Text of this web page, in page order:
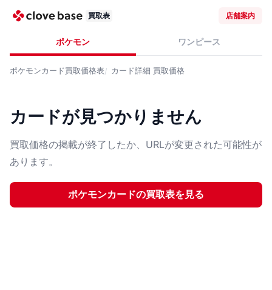
買取表 店舗案内
ポケモン ワンピース
ポケモンカード買取価格表 カード詳細 買取価格
カードが見つかりません
買取価格の掲載が終了したか、URLが変更された可能性が
あります。
ポケモンカードの買取表を見る